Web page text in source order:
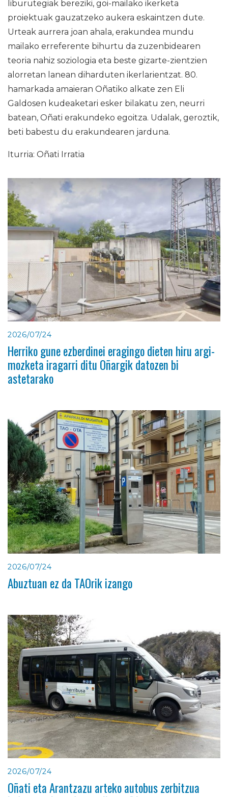
liburutegiak bereziki, goi-mailako ikerketa
proiektuak gauzatzeko aukera eskaintzen dute.
Urteak aurrera joan ahala, erakundea mundu
mailako erreferente bihurtu da zuzenbidearen
teoria nahiz soziologia eta beste gizarte-zientzien
alorretan lanean diharduten ikerlarientzat. 80.
hamarkada amaieran Oñatiko alkate zen Eli
Galdosen kudeaketari esker bilakatu zen, neurri
batean, Oñati erakundeko egoitza. Udalak, geroztik,
beti babestu du erakundearen jarduna.
Iturria: Oñati Irratia
2026/07/24
Herriko gune ezberdinei eragingo dieten hiru argi-
mozketa iragarri ditu Oñargik datozen bi
astetarako
2026/07/24
Abuztuan ez da TAOrik izango
2026/07/24
Oñati eta Arantzazu arteko autobus zerbitzua